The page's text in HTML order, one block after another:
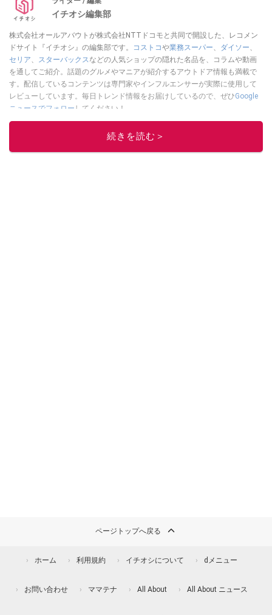
イチオシ編集部
株式会社オールアバウトが株式会社NTTドコモと共同で開設した、レコメン
ドサイト『イチオシ』の編集部です。
コストコや業務スーパー、 ダイソー、
セリア、 スターバックスなどの人気ショップの隠れた名品を、コラムや動画
を通してご紹介。話題のグルメやマニアが紹介するアウトドア情報も満載で
す。配信しているコンテンツは専門家やインフルエンサーが実際に使用して
レビューしています。毎日トレンド情報をお届けしているので、ぜひGoogle
ニュースでフォロー してください！
続きを読む＞
ページトップへ戻る
ホーム 利用規約 イチオシについて dメニュー
お問い合わせ ママテナ All About All About ニュース